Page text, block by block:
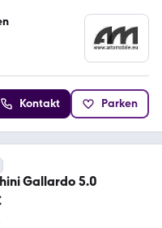
Kontakt Parken
Gallardo 5.0